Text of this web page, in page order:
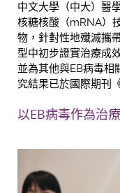
中文大學（中大）醫
核糖核酸（mRNA）
物，針對性地殲滅攜
型中初步證實治療成
並為其他與EB病毒相
究結果已於國際期刊
以EB病毒作為治